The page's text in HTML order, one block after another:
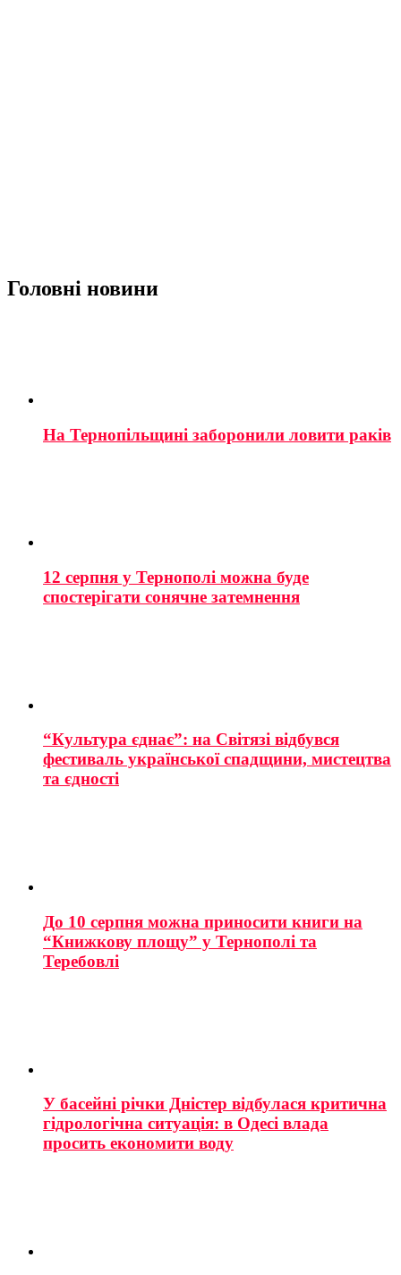
Головні новини
На Тернопільщині заборонили ловити раків
12 серпня у Тернополі можна буде
спостерігати сонячне затемнення
“Культура єднає”: на Світязі відбувся
фестиваль української спадщини, мистецтва
та єдності
До 10 серпня можна приносити книги на
“Книжкову площу” у Тернополі та
Теребовлі
У басейні річки Дністер відбулася критична
гідрологічна ситуація: в Одесі влада
просить економити воду